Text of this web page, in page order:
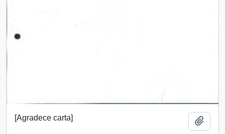
[Agradece carta]